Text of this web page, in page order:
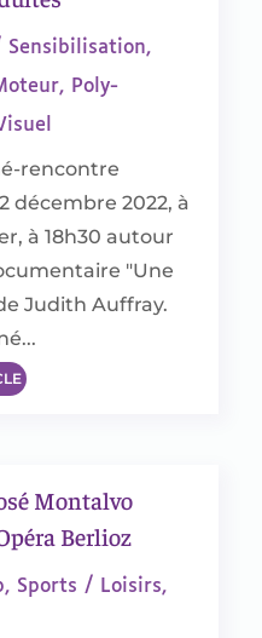
,
, Poly-
rencontre
décembre 2022, à
à 18h30 autour
"Une
Judith Auffray.
Montalvo
Berlioz
, Sports / Loisirs,